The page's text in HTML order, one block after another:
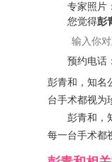
专家照片：
您觉得彭
预约电话
彭青和，知名
台手术都视为
彭青和，
每一台手术都